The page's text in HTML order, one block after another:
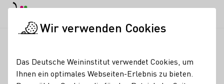
Wir verwenden Cookies
Das Deutsche Weininstitut verwendet Cookies, um
Ihnen ein optimales Webseiten-Erlebnis zu bieten.